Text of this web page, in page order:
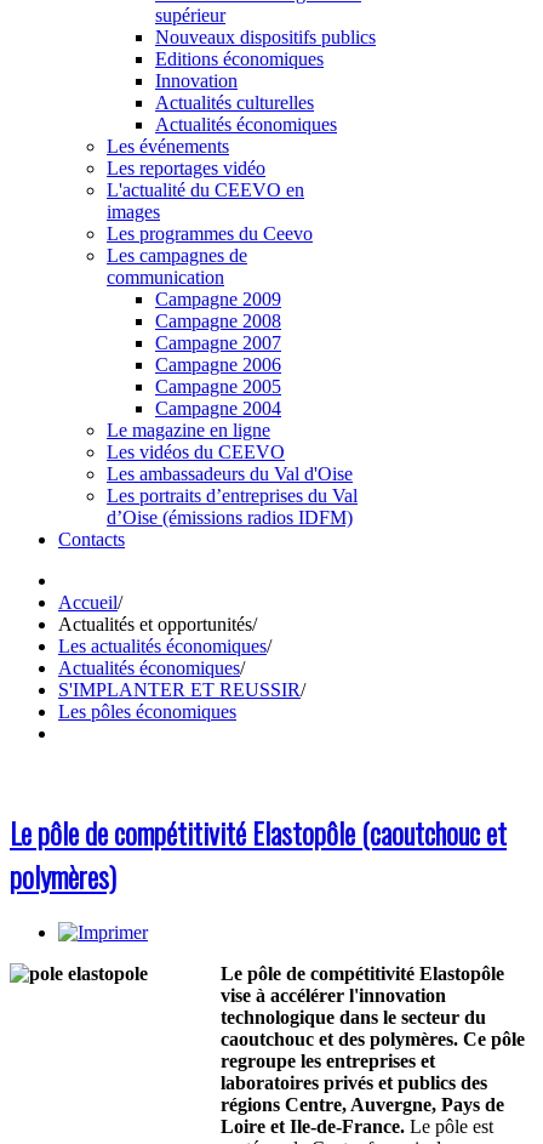
supérieur
Nouveaux dispositifs publics
Editions économiques
Innovation
Actualités culturelles
Actualités économiques
Les événements
Les reportages vidéo
L'actualité du CEEVO en
images
Les programmes du Ceevo
Les campagnes de
communication
Campagne 2009
Campagne 2008
Campagne 2007
Campagne 2006
Campagne 2005
Campagne 2004
Le magazine en ligne
Les vidéos du CEEVO
Les ambassadeurs du Val d'Oise
Les portraits d’entreprises du Val
d’Oise (émissions radios IDFM)
Contacts
Accueil/
Actualités et opportunités/
Les actualités économiques/
Actualités économiques/
S'IMPLANTER ET REUSSIR/
Les pôles économiques
Le pôle de compétitivité Elastopôle (caoutchouc et
polymères)
Le pôle de compétitivité Elastopôle
vise à accélérer l'innovation
technologique dans le secteur du
caoutchouc et des polymères. Ce pôle
regroupe les entreprises et
laboratoires privés et publics des
régions Centre, Auvergne, Pays de
Loire et Ile-de-France. Le pôle est